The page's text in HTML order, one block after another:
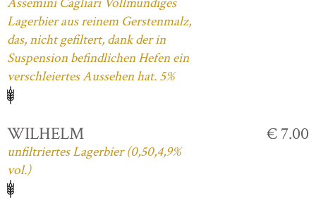
Lagerbier aus reinem Gerstenmalz,
das, nicht gefiltert, dank der in
Suspension befindlichen Hefen ein
verschleiertes Aussehen hat. 5%
WILHELM
unfiltriertes Lagerbier (0,50,4,9%
vol.)
€ 7.00